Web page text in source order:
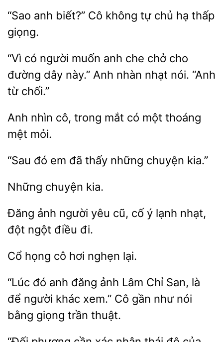
“Sao anh biết?” Cô không
thấp
giọng.
“Vì có người muốn anh
chở
đường dây này.” Anh
nhạt nói. “Anh
từ chối.”
Anh nhìn
mắt có một
mệt mỏi.
đó em đã những kia.”
Đăng người cũ, cố ý
nhạt,
đột ngột điều đi.
Cổ họng hơi
“Lúc đó
đăng ảnh Lâm Chỉ San, là
người khác xem.” Cô gần như nói
bằng giọng trần